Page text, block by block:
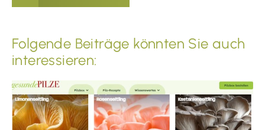
Folgende Beiträge könnten Sie auch
interessieren: